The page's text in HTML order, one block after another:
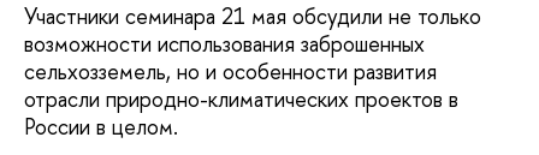
Участники семинара 21 мая обсудили не только
возможности использования заброшенных
сельхозземель, но и особенности развития
отрасли природно-климатических проектов в
России в целом.